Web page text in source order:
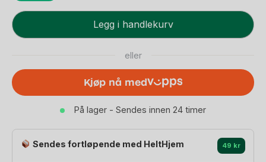
Stablekopper,
Original
Legg i handlekurv
eller
Kjøp nå med
På lager - Sendes innen 24 timer
Sendes fortløpende med HeltHjem 49 kr